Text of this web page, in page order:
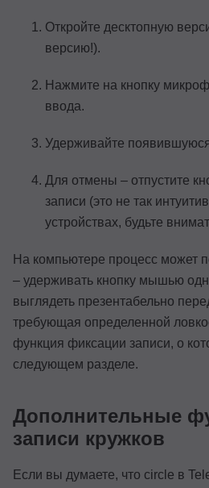
Откройте десктопную
версию!).
Нажмите на кнопку
ввода.
Удерживайте
Для отмены – отпустите
записи (это не так
устройствах, будьте
На компьютере процесс может
– удерживать кнопку мышью
выглядеть презентабельно
требующая определенной
функция фиксации записи, о
следующем разделе.
Дополнительные
записи кружков
Если вы думаете, что circle в